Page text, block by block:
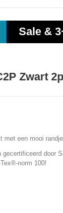
Sale &
Zwart
met een mooi
gecertificeerd door
norm 100!